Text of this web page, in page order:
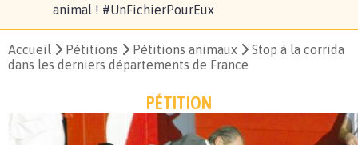
animal ! #UnFichierPourEux
Accueil Pétitions Pétitions animaux
Stop à la corrida
dans les derniers départements de France
PÉTITION